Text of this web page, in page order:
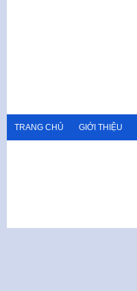
TRANG CHỦ GIỚI THIỆU